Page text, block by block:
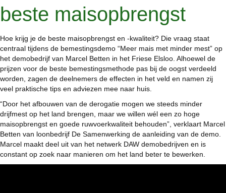
beste maisopbrengst
Hoe krijg je de beste maisopbrengst en -kwaliteit? Die vraag staat
centraal tijdens de bemestingsdemo “Meer mais met minder mest” op
het demobedrijf van Marcel Betten in het Friese Elsloo. Alhoewel de
prijzen voor de beste bemestingsmethode pas bij de oogst verdeeld
worden, zagen de deelnemers de effecten in het veld en namen zij
veel praktische tips en adviezen mee naar huis.
“Door het afbouwen van de derogatie mogen we steeds minder
drijfmest op het land brengen, maar we willen wél een zo hoge
maisopbrengst en goede ruwvoerkwaliteit behouden”, verklaart Marcel
Betten van loonbedrijf De Samenwerking de aanleiding van de demo.
Marcel maakt deel uit van het netwerk DAW demobedrijven en is
constant op zoek naar manieren om het land beter te bewerken.